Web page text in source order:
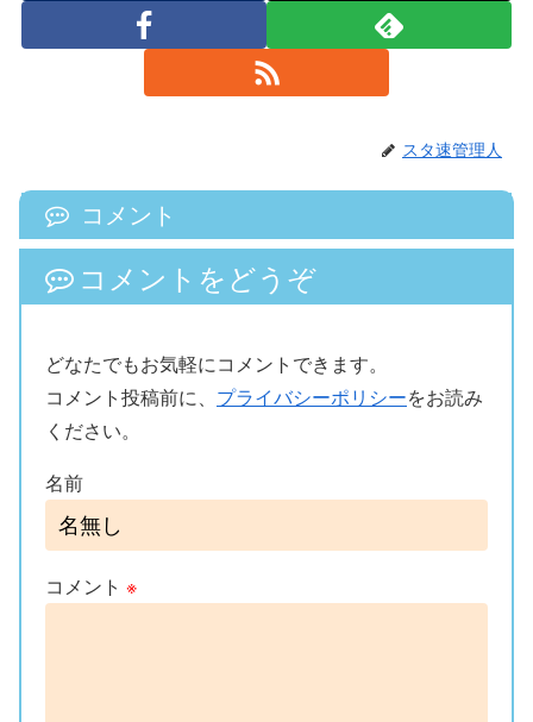
スタ速管理人
コメント
コメントをどうぞ
どなたでもお気軽にコメントできます。
コメント投稿前に、 プライバシーポリシーをお読み
ください。
名前
コメント ※